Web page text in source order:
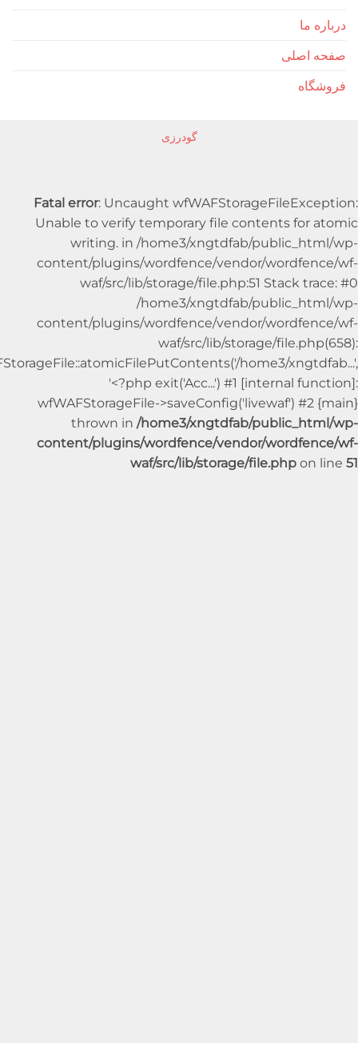
ما
اصلی
Fatal error: Uncaught
Unable to verify temporary file contents for
writing. in /home3/xngtdfab/
content/plugins/wordfence/vendor/
waf/src/lib/storage/file.php:51 Stack
/home3/xngtdfab/
content/plugins/wordfence/vendor/
waf/src/lib/storage/
wfWAFStorageFile::atomicFilePutContents('/home3/
'<?php exit('Acc...') #1 [internal
wfWAFStorageFile->saveConfig('livewaf')
thrown in/home3/xngtdfab/
content/plugins/wordfence/vendor/
waf/src/lib/storage/file.php